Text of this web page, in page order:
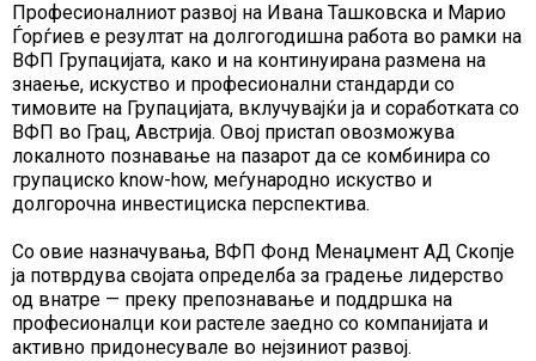
Професионалниот развој на Ивана Ташковска и Марио
Ѓорѓиев е резултат на долгогодишна работа во рамки на
ВФП Групацијата, како и на континуирана размена на
знаење, искуство и професионални стандарди со
тимовите на Групацијата, вклучувајќи ја и соработката со
ВФП во Грац, Австрија. Овој пристап овозможува
локалното познавање на пазарот да се комбинира со
групациско know-how, меѓународно искуство и
долгорочна инвестициска перспектива.
Со овие назначувања, ВФП Фонд Менаџмент АД Скопје
ја потврдува својата определба за градење лидерство
од внатре — преку препознавање и поддршка на
професионалци кои растеле заедно со компанијата и
активно придонесувале во нејзиниот развој.